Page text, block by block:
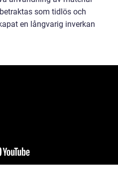
som tidlös och
en långvarig inverkan